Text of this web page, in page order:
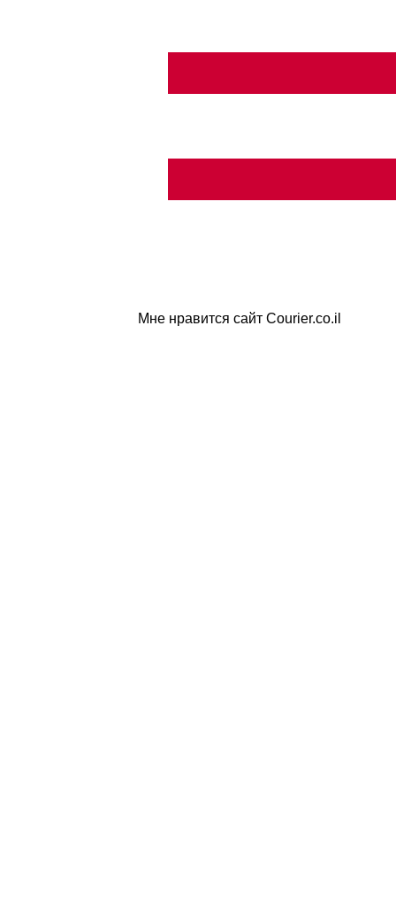
Мне нравится сайт Courier.co.il